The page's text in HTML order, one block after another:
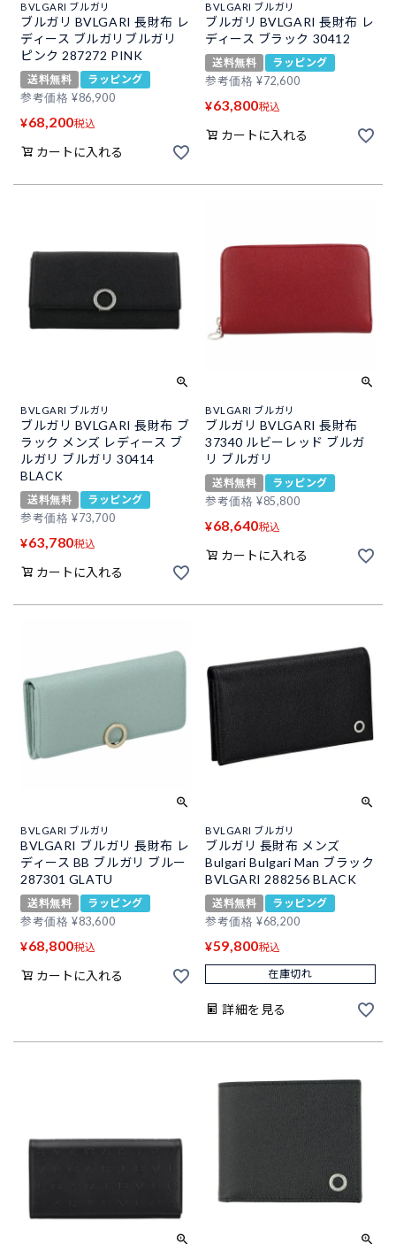
BVLGARI ブルガリ
ブルガリ BVLGARI 長財布 レ
ディース ブルガリブルガリ
ピンク 287272 PINK
送料無料
ラッピング
参考価格 ¥86,900
¥68,200税込
カートに入れる
BVLGARI ブルガリ
ブルガリ BVLGARI 長財布 レ
ディース ブラック 30412
送料無料
ラッピング
参考価格 ¥72,600
¥63,800税込
カートに入れる
BVLGARI ブルガリ
ブルガリ BVLGARI 長財布 ブ
ラック メンズ レディース ブ
ルガリ ブルガリ 30414
BLACK
送料無料
ラッピング
参考価格 ¥73,700
¥63,780税込
カートに入れる
BVLGARI ブルガリ
ブルガリ BVLGARI 長財布
37340 ルビーレッド ブルガ
リ ブルガリ
送料無料
ラッピング
参考価格 ¥85,800
¥68,640税込
カートに入れる
BVLGARI ブルガリ
BVLGARI ブルガリ 長財布 レ
ディース BB ブルガリ ブルー
287301 GLATU
送料無料
ラッピング
参考価格 ¥83,600
¥68,800税込
カートに入れる
BVLGARI ブルガリ
ブルガリ 長財布 メンズ
Bulgari Bulgari Man ブラック
BVLGARI 288256 BLACK
送料無料
ラッピング
参考価格 ¥68,200
¥59,800税込
在庫切れ
詳細を見る